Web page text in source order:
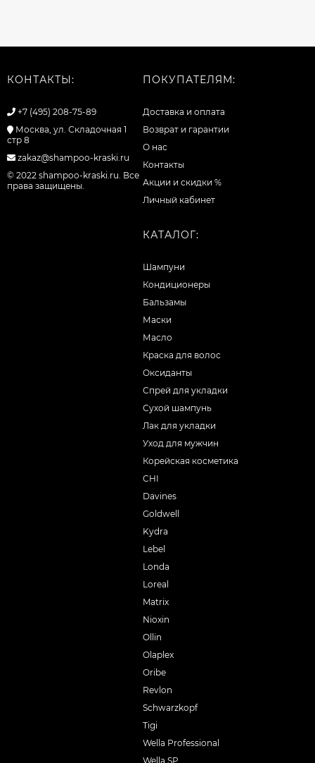
КОНТАКТЫ:
+7 (495) 208-75-89
Москва, ул. Складочная 1
стр 8
zakaz@shampoo-kraski.ru
© 2022 shampoo-kraski.ru. Все
права защищены.
ПОКУПАТЕЛЯМ:
Доставка и оплата
Возврат и гарантии
О нас
Контакты
Акции и скидки %
Личный кабинет
КАТАЛОГ:
Шампуни
Кондиционеры
Бальзамы
Маски
Масло
Краска для волос
Оксиданты
Спрей для укладки
Сухой шампунь
Лак для укладки
Уход для мужчин
Корейская косметика
CHI
Davines
Goldwell
Kydra
Lebel
Londa
Loreal
Matrix
Nioxin
Ollin
Olaplex
Oribe
Revlon
Schwarzkopf
Tigi
Wella Professional
Wella SP